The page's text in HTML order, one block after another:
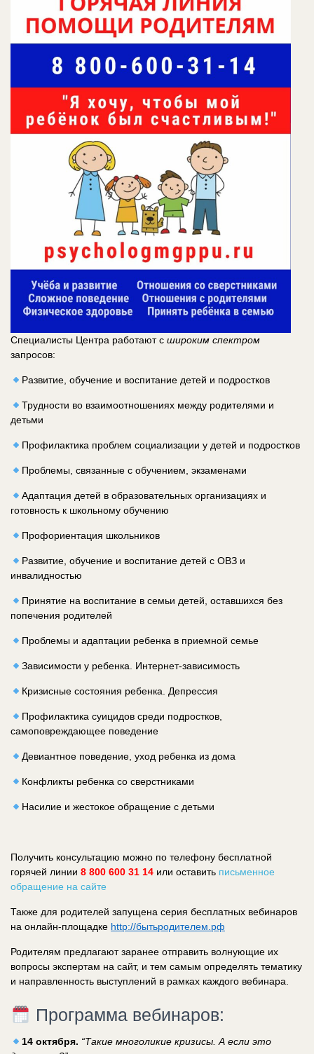
Специалисты Центра работают с широким спектром
запросов:
Развитие, обучение и воспитание детей и подростков
Трудности во взаимоотношениях между родителями и
детьми
Профилактика проблем социализации у детей и подростков
Проблемы, связанные с обучением, экзаменами
Адаптация детей в образовательных организациях и
готовность к школьному обучению
Профориентация школьников
Развитие, обучение и воспитание детей с ОВЗ и
инвалидностью
Принятие на воспитание в семьи детей, оставшихся без
попечения родителей
Проблемы и адаптации ребенка в приемной семье
Зависимости у ребенка. Интернет-зависимость
Кризисные состояния ребенка. Депрессия
Профилактика суицидов среди подростков,
самоповреждающее поведение
Девиантное поведение, уход ребенка из дома
Конфликты ребенка со сверстниками
Насилие и жестокое обращение с детьми
Получить консультацию можно по телефону бесплатной
горячей линии 8 800 600 31 14 или оставить письменное
обращение на сайте
Также для родителей запущена серия бесплатных вебинаров
на онлайн-площадке http://бытьродителем.рф
Родителям предлагают заранее отправить волнующие их
вопросы экспертам на сайт, и тем самым определять тематику
и направленность выступлений в рамках каждого вебинара.
Программа вебинаров:
14 октября. “Такие многоликие кризисы. А если это